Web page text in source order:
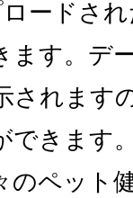
ードさ
ます。デ
されます
できます
のペット